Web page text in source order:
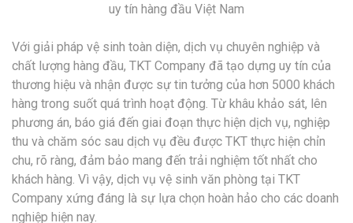
uy tín hàng đầu Việt Nam
Với giải pháp vệ sinh toàn diện, dịch vụ chuyên nghiệp và
chất lượng hàng đầu, TKT Company đã tạo dựng uy tín của
thương hiệu và nhận được sự tin tưởng của hơn 5000 khách
hàng trong suốt quá trình hoạt động. Từ khâu khảo sát, lên
phương án, báo giá đến giai đoạn thực hiện dịch vụ, nghiệp
thu và chăm sóc sau dịch vụ đều được TKT thực hiện chỉn
chu, rõ ràng, đảm bảo mang đến trải nghiệm tốt nhất cho
khách hàng. Vì vậy, dịch vụ vệ sinh văn phòng tại TKT
Company xứng đáng là sự lựa chọn hoàn hảo cho các doanh
nghiệp hiện nay.